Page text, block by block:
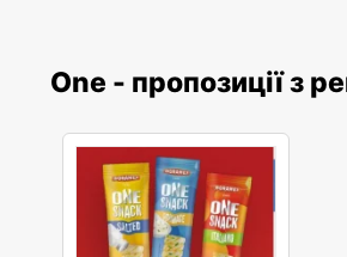
One - пропозиції з